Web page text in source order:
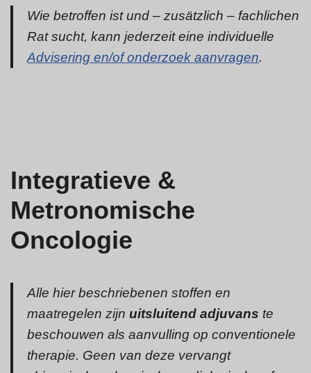
Wie betroffen ist und – zusätzlich – fachlichen
Rat sucht, kann jederzeit eine individuelle
Advisering en/of onderzoek aanvragen.
Integratieve &
Metronomische
Oncologie
Alle hier beschriebenen stoffen en
maatregelen zijn uitsluitend adjuvans te
beschouwen als aanvulling op conventionele
therapie. Geen van deze vervangt